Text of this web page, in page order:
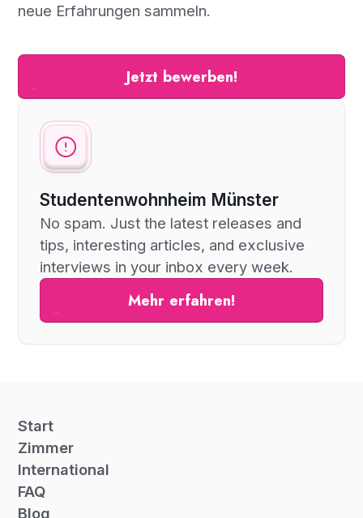
neue Erfahrungen sammeln.
Jetzt bewerben!
Studentenwohnheim Münster
No spam. Just the latest releases and
tips, interesting articles, and exclusive
interviews in your inbox every week.
Mehr erfahren!
Start
Zimmer
International
FAQ
Blog